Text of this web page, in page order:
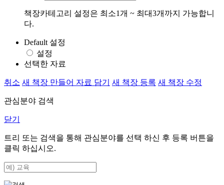
책장카테고리 설정은 최소1개 ~ 최대3개까지 가능합니
다.
Default 설정
설정
선택한 자료
취소 새 책장 만들어 자료 담기 새 책장 등록 새 책장 수정
관심분야 검색
닫기
트리 또는 검색을 통해 관심분야를 선택 하신 후 등록 버튼을
클릭 하십시오.